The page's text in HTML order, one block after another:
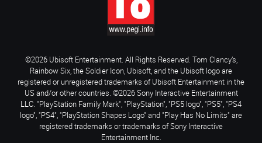
©2026 Ubisoft Entertainment. All Rights Reserved. Tom Clancy’s,
Rainbow Six, the Soldier Icon, Ubisoft, and the Ubisoft logo are
registered or unregistered trademarks of Ubisoft Entertainment in the
US and/or other countries. ©2026 Sony Interactive Entertainment
LLC. "PlayStation Family Mark", "PlayStation", "PS5 logo", "PS5", "PS4
logo", "PS4", "PlayStation Shapes Logo" and "Play Has No Limits" are
registered trademarks or trademarks of Sony Interactive
Entertainment Inc.